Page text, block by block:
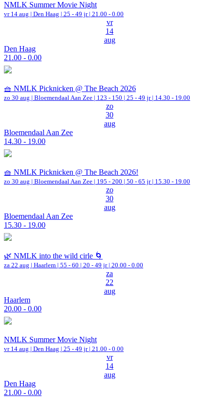
NMLK Summer Movie Night
vr 14 aug | Den Haag | 25 - 49 jr | 21.00 - 0.00
vr
14
aug
Den Haag
21.00 - 0.00
🧺 NMLK Picknicken @ The Beach 2026
zo 30 aug | Bloemendaal Aan Zee | 123 - 150 | 25 - 49 jr | 14.30 - 19.00
zo
30
aug
Bloemendaal Aan Zee
14.30 - 19.00
🧺 NMLK Picknicken @ The Beach 2026!
zo 30 aug | Bloemendaal Aan Zee | 195 - 200 | 50 - 65 jr | 15.30 - 19.00
zo
30
aug
Bloemendaal Aan Zee
15.30 - 19.00
🌿 NMLK into the wild cirle 🌀
za 22 aug | Haarlem | 55 - 60 | 20 - 49 jr | 20.00 - 0.00
za
22
aug
Haarlem
20.00 - 0.00
NMLK Summer Movie Night
vr 14 aug | Den Haag | 25 - 49 jr | 21.00 - 0.00
vr
14
aug
Den Haag
21.00 - 0.00